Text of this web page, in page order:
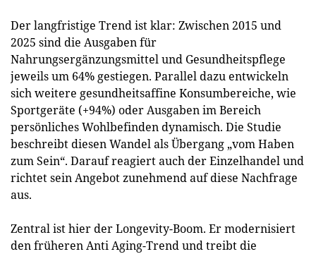
Der langfristige Trend ist klar: Zwischen 2015 und
2025 sind die Ausgaben für
Nahrungsergänzungsmittel und Gesundheitspflege
jeweils um 64% gestiegen. Parallel dazu entwickeln
sich weitere gesundheitsaffine Konsumbereiche, wie
Sportgeräte (+94%) oder Ausgaben im Bereich
persönliches Wohlbefinden dynamisch. Die Studie
beschreibt diesen Wandel als Übergang „vom Haben
zum Sein“. Darauf reagiert auch der Einzelhandel und
richtet sein Angebot zu­nehmend auf diese Nachfrage
aus.
Zentral ist hier der Longevity-Boom. Er modernisiert
den früheren Anti Aging-Trend und treibt die